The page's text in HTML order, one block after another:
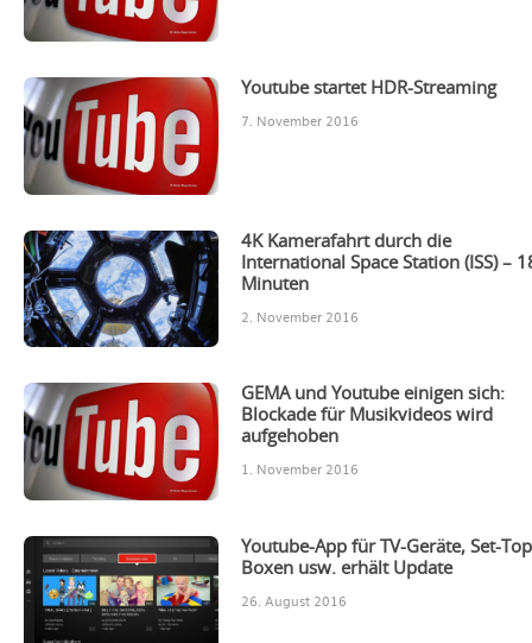
Youtube startet HDR-Streaming
7. November 2016
4K Kamerafahrt durch die
International Space Station (ISS) –
Minuten
2. November 2016
GEMA und Youtube einigen sich:
Blockade für Musikvideos wird
aufgehoben
1. November 2016
Youtube-App für TV-Geräte, Set-
Boxen usw. erhält Update
26. August 2016